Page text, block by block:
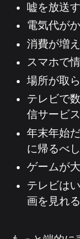
嘘を放送
電気代が
消費が増
スマホで
場所が取
テレビで
信サービ
年末年始
に帰るべし
ゲームが
テレビは
画を見れ